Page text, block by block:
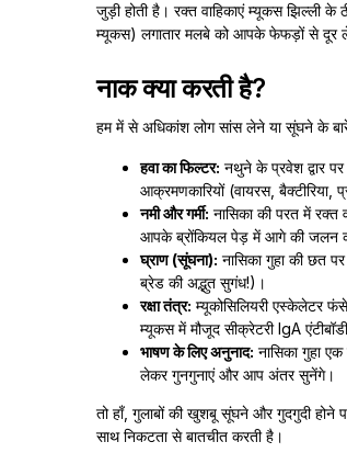
जुड़ी होती है। रक्त वाहिकाएं म्यूकस झिल्ली के
म्यूकस) लगातार मलबे को आपके फेफड़ों से दूर ले
नाक क्या करती है?
हम में से अधिकांश लोग सांस लेने या सूंघने के
हवा का फिल्टर: नथुने के प्रवेश द्वार
आक्रमणकारियों (वायरस, बैक्टीरिया,
नमी और गर्मी: नासिका की परत में रक्त
आपके ब्रोंकियल पेड़ में आगे की जलन
घ्राण (सूंघना): नासिका गुहा की छत
ब्रेड की अद्भुत सुगंध!)।
रक्षा तंत्र: म्यूकोसिलियरी एस्केलेटर
म्यूकस में मौजूद सीक्रेटरी IgA
भाषण के लिए अनुनाद: नासिका गुहा
लेकर गुनगुनाएं और आप अंतर सुनेंगे।
तो हाँ, गुलाबों की खुशबू सूंघने और गुदगुदी
साथ निकटता से बातचीत करती है।